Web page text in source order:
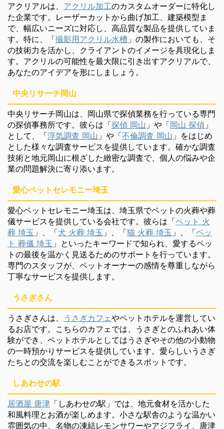
アクリアルは、 アクリル加工のカスタムオーダーに特化し
た企業です。レーザーカットから曲げ加工、建築模型ま
で、幅広いニーズに対応し、高品質な製品を提供していま
す。特に、「撮影用アクリル水槽 」の製作においても、そ
の技術力を活かし、クライアントのイメージを具現化しま
す。アクリルの可能性を最大限に引き出すアクリアルで、
あなたのアイデアを形にしましょう。
中央リサーチ岡山
中央リサーチ岡山は、岡山県で探偵業務を行っている専門
の探偵事務所です。彼らは「探偵 岡山 」や「岡山 探偵 」
として、「浮気調査 岡山 」や「不倫調査 岡山 」をはじめ
とした様々な調査サービスを提供しています。確かな調査
技術と地元岡山に根ざした緻密な調査で、個人の悩みや企
業の問題解決に寄り添います。
愛心ペットセレモニー埼玉
愛心ペットセレモニー埼玉は、埼玉県でペットの火葬や葬
儀サービスを提供している会社です。彼らは「ペット 火
葬 埼玉 」、「犬 火葬 埼玉 」、「猫 火葬 埼玉 」、「ペッ
ト 葬儀 埼玉 」といったキーワードで知られ、愛するペッ
トの最後を温かく見送るためのサポートを行っています。
専門のスタッフが、ペットオーナーの感情を尊重しながら
丁寧なサービスを提供します。
うさぎさん
うさぎさんは、 うさぎカフェやペットホテルを運営してい
るお店です。こちらのカフェでは、うさぎとのふれあい体
験ができ、ペットホテルとしてはうさぎやその他の小動物
の一時預かりサービスを提供しています。愛らしいうさぎ
たちとの交流を楽しむことができるスポットです。
しあわせの駅
居酒屋 唐津 「しあわせの駅」では、地元食材を活かした
和風料理とお酒が楽しめます。小さな駅舎のような温かい
雰囲気の中、名物の凍結レモンサワーやアジフライ、唐津